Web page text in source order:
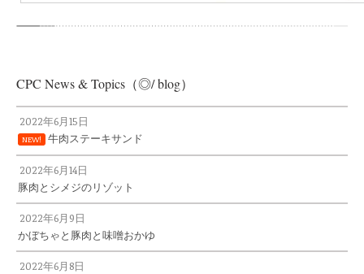
CPC News & Topics（◎/ blog）
2022年6月15日
NEW! 牛肉ステーキサンド
2022年6月14日
豚肉とシメジのリゾット
2022年6月9日
かぼちゃと豚肉と味噌おかゆ
2022年6月8日